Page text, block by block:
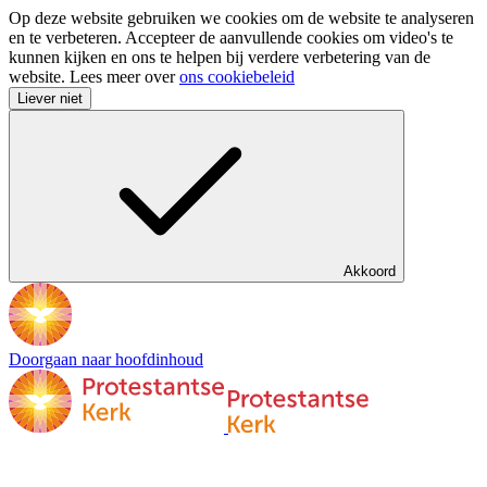
Op deze website gebruiken we cookies om de website te analyseren
en te verbeteren. Accepteer de aanvullende cookies om video's te
kunnen kijken en ons te helpen bij verdere verbetering van de
website. Lees meer overons cookiebeleid
Liever niet
Akkoord
Doorgaan naar hoofdinhoud